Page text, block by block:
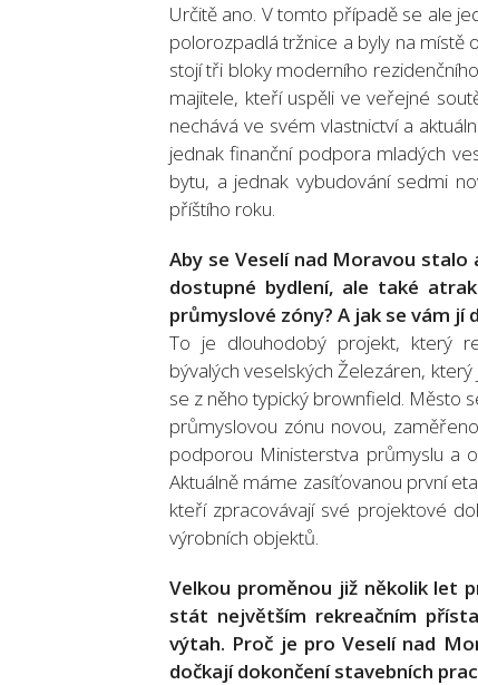
Určitě ano. V tomto případě se ale
polorozpadlá tržnice a byly na místě
stojí tři bloky moderního
majitele, kteří uspěli ve veřejné
nechává ve svém vlastnictví a
jednak finanční podpora mladých
bytu, a jednak vybudování sedmi
příštího roku.
Aby se Veselí nad Moravou
dostupné bydlení, ale také
průmyslové zóny? A jak se vám jí
To je dlouhodobý projekt, který
bývalých veselských Železáren,
se z něho typický brownfield. Město
průmyslovou zónu novou,
podporou Ministerstva průmyslu a
Aktuálně máme zasíťovanou první
kteří zpracovávají své projektové
výrobních objektů.
Velkou proměnou již několik let
stát největším rekreačním
výtah. Proč je pro Veselí nad
dočkají dokončení stavebních